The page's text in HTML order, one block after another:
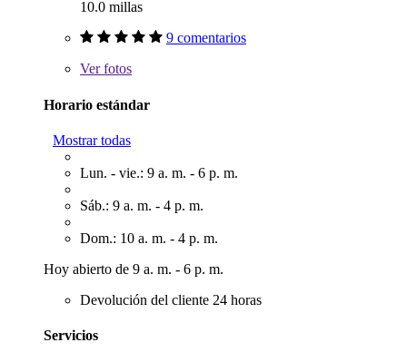
10.0 millas
9 comentarios
Verfotos
Horario estándar
Mostrar todas
Lun. - vie.: 9 a. m. - 6 p. m.
Sáb.: 9 a. m. - 4 p. m.
Dom.: 10 a. m. - 4 p. m.
Hoy abierto de 9 a. m. - 6 p. m.
Devolución del cliente 24 horas
Servicios